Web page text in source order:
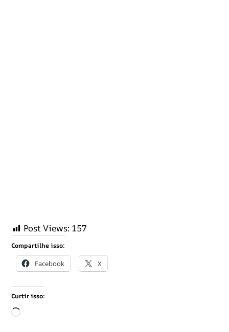
Post Views: 157
Compartilhe isso:
Facebook X
Curtir isso:
C